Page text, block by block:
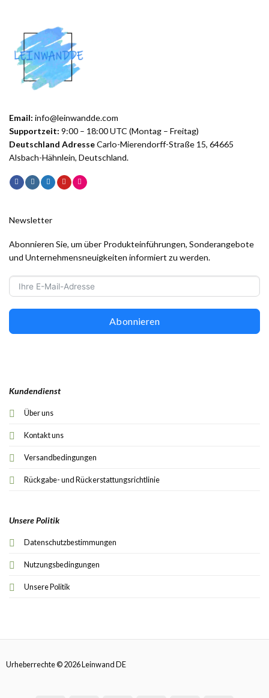
Email: info@leinwandde.com
Supportzeit: 9:00 – 18:00 UTC (Montag – Freitag)
Deutschland AdresseCarlo-Mierendorff-Straße 15, 64665
Alsbach-Hähnlein, Deutschland.
Kundendienst
Über uns
Kontakt uns
Versandbedingungen
Rückgabe- und Rückerstattungsrichtlinie
Unsere Politik
Datenschutzbestimmungen
Nutzungsbedingungen
Unsere Politik
Newsletter
Abonnieren Sie, um über Produkteinführungen, Sonderangebote
und Unternehmensneuigkeiten informiert zu werden.
Abonnieren
Urheberrechte © 2026 Leinwand DE